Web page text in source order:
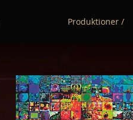
Produktioner /